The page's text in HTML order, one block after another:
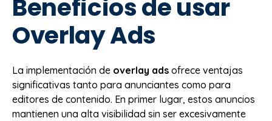
Beneficios de usar
Overlay Ads
La implementación de overlay ads ofrece ventajas
significativas tanto para anunciantes como para
editores de contenido. En primer lugar, estos anuncios
mantienen una alta visibilidad sin ser excesivamente